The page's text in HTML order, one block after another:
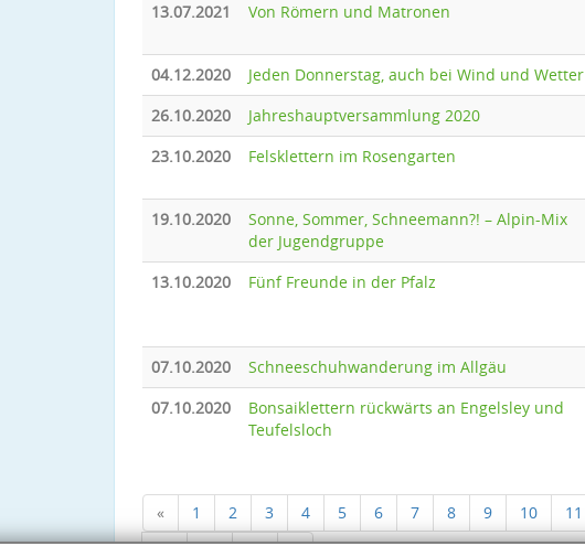
13.07.2021
Von Römern und Matronen
04.12.2020 Jeden Donnerstag, auch bei Wind und Wetter
26.10.2020
Jahreshauptversammlung 2020
23.10.2020
Felsklettern im Rosengarten
19.10.2020
Sonne, Sommer, Schneemann?! – Alpin-Mix
der Jugendgruppe
13.10.2020
Fünf Freunde in der Pfalz
07.10.2020 Schneeschuhwanderung im Allgäu
07.10.2020
Bonsaiklettern rückwärts an Engelsley und
Teufelsloch
« 1 2 3 4 5 6 7 8 9 10 11